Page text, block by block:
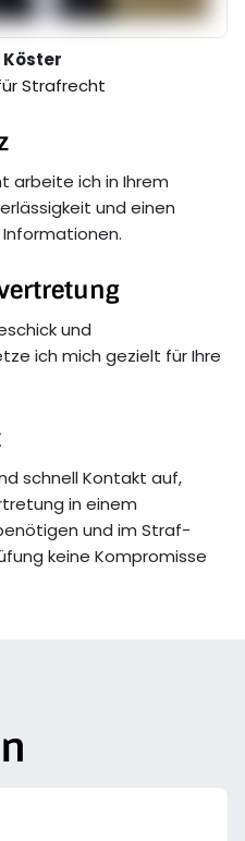
Strafrecht
arbeite ich in Ihrem
und einen
und
ich mich gezielt für Ihre
schnell Kontakt auf,
in einem
und im Straf­
keine Kompromisse